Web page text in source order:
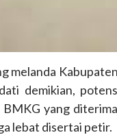
melanda
demikian,
yang
lebat disertai petir.